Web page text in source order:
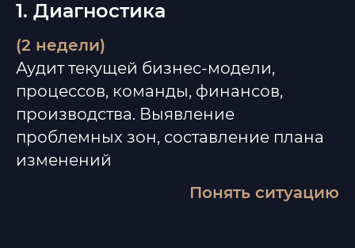
1. Диагностика
(2 недели)
Аудит текущей бизнес-модели,
процессов, команды, финансов,
производства. Выявление
проблемных зон, составление плана
изменений
Понять ситуацию